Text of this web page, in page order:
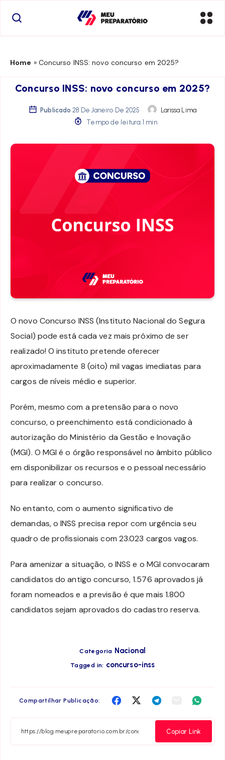
Home » Concurso INSS: novo concurso em 2025?
Concurso INSS: novo concurso em 2025?
Publicado 28 De Janeiro De 2025
Larissa Lima
Tempo de leitura: 1 min
O novo Concurso INSS (Instituto Nacional do Segura
Social) pode está cada vez mais próximo de ser
realizado! O instituto pretende oferecer
aproximadamente 8 (oito) mil vagas imediatas para
cargos de níveis médio e superior.
Porém, mesmo com a pretensão para o novo
concurso, o preenchimento está condicionado à
autorização do Ministério da Gestão e Inovação
(MGI). O MGI é o órgão responsável no âmbito público
em disponibilizar os recursos e o pessoal necessário
para realizar o concurso.
No entanto, com o aumento significativo de
demandas, o INSS precisa repor com urgência seu
quadro de profissionais com 23.023 cargos vagos.
Para amenizar a situação, o INSS e o MGI convocaram
candidatos do antigo concurso, 1.576 aprovados já
foram nomeados e a previsão é que mais 1.800
candidatos sejam aprovados do cadastro reserva.
Categoria Nacional
Tagged in: concurso-inss
Compartilhar Publicação:
Compartilha
Facebook
CompartilhaCompartilha
Telegram
Compartilha
Email
Copiar Link